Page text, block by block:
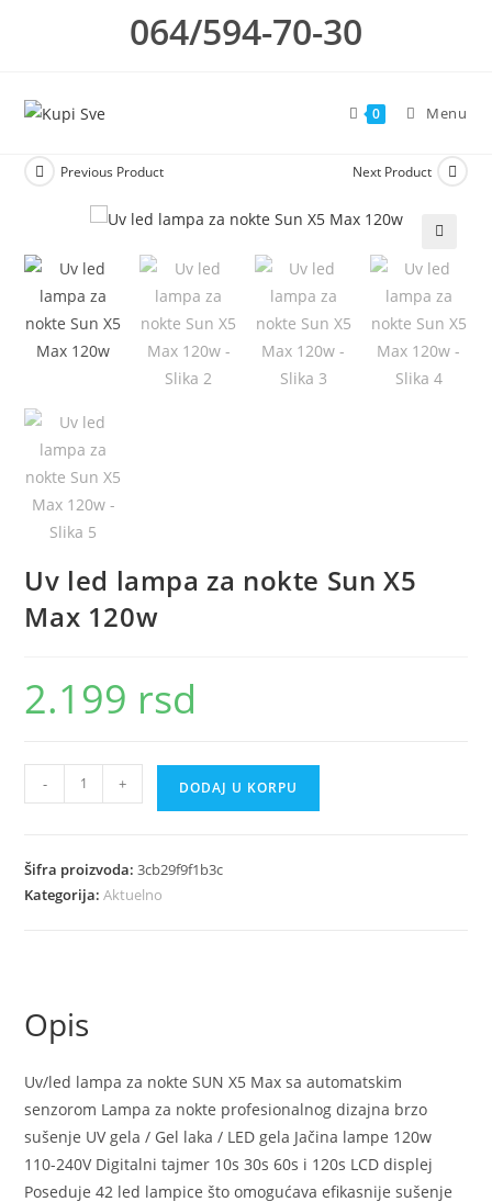
064/594-70-30
0 Menu
Previous Product Next Product
Uv led lampa za nokte Sun X5
Max 120w
2.199 rsd
led
za
nokte
količina
- + DODAJ U KORPU
Šifra proizvoda:3cb29f9f1b3c
Kategorija:Aktuelno
Opis
Uv/led lampa za nokte SUN X5 Max sa automatskim
senzorom Lampa za nokte profesionalnog dizajna brzo
sušenje UV gela / Gel laka / LED gela Jačina lampe 120w
110-240V Digitalni tajmer 10s 30s 60s i 120s LCD displej
Poseduje 42 led lampice što omogućava efikasnije sušenje